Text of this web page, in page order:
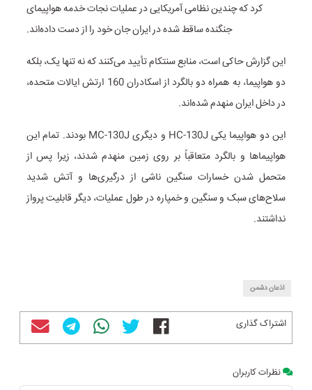
کرد که چندین نظامی آمریکایی در عملیات نجات خدمه هواپیمای
جنگنده ساقط شده در ایران جان خود را از دست داده‌اند.
این گزارش حاکی است، منابع سنتکام تأیید می‌کنند که نه تنها یک، بلکه
دو هواپیما، به همراه دو بالگرد از اسکادران 160 ارتش ایالات متحده،
در داخل ایران منهدم شده‌اند.
این دو هواپیما یکی HC-130J و دیگری MC-130J بودند. تمام این
هواپیماها و بالگرد متعاقباً بر روی زمین منهدم شدند، زیرا پس از
متحمل شدن خسارات سنگین ناشی از درگیری‌ها و آتش شدید
سلاح‌های سبک و سنگین و خمپاره در طول عملیات، دیگر قابلیت پرواز
نداشتند.
اذعان دشمن
اشتراک گذاری
نظرات کاربران